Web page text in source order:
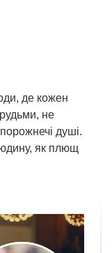
де кожен
не
душі.
як плющ